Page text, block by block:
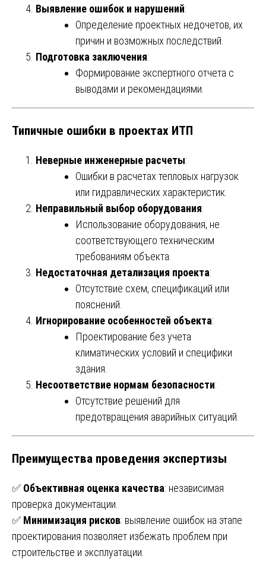
Выявление ошибок и нарушений:
Определение проектных недочетов, их
причин и возможных последствий.
Подготовка заключения:
Формирование экспертного отчета с
выводами и рекомендациями.
Типичные ошибки в проектах ИТП
Неверные инженерные расчеты:
Ошибки в расчетах тепловых нагрузок
или гидравлических характеристик.
Неправильный выбор оборудования:
Использование оборудования, не
соответствующего техническим
требованиям объекта.
Недостаточная детализация проекта:
Отсутствие схем, спецификаций или
пояснений.
Игнорирование особенностей объекта:
Проектирование без учета
климатических условий и специфики
здания.
Несоответствие нормам безопасности:
Отсутствие решений для
предотвращения аварийных ситуаций.
Преимущества проведения экспертизы
✅ Объективная оценка качества: независимая
проверка документации.
✅ Минимизация рисков: выявление ошибок на этапе
проектирования позволяет избежать проблем при
строительстве и эксплуатации.